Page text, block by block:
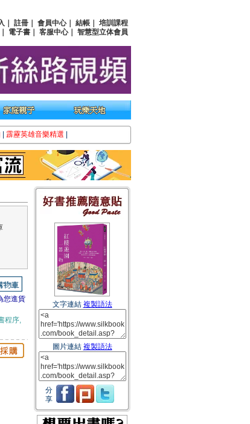
註冊 會員中心｜ 結帳
培訓課程
電子書 客服中心｜ 智慧型立体會員
霹靂英雄音樂精選
您進貨
程序,
文字連結 複製語法
圖片連結 複製語法
分
享